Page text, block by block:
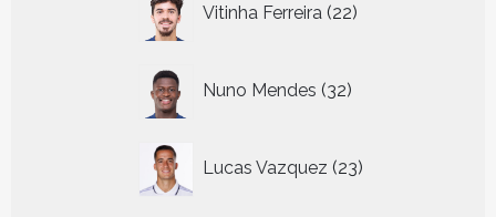
Vitinha Ferreira 22
producten
Nuno Mendes 32
producten
Lucas Vazquez 23
producten